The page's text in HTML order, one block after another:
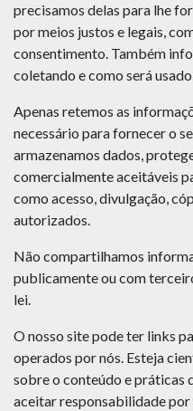
precisamos delas para lhe
por meios justos e legais,
consentimento. Também
coletando e como será
Apenas retemos as
necessário para fornecer o
armazenamos dados,
comercialmente aceitáveis
como acesso, divulgação,
autorizados.
Não compartilhamos
publicamente ou com
lei.
O nosso site pode ter links
operados por nós. Esteja
sobre o conteúdo e práticas
aceitar responsabilidade